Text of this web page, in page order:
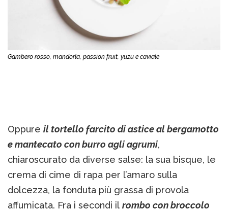
Gambero rosso, mandorla, passion fruit, yuzu e caviale
Oppure il tortello farcito di astice al bergamotto
e mantecato con burro agli agrumi,
chiaroscurato da diverse salse: la sua bisque, le
crema di cime di rapa per l’amaro sulla
dolcezza, la fonduta più grassa di provola
affumicata. Fra i secondi il rombo con broccolo